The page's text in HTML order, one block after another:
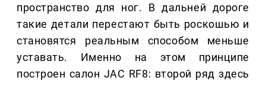
пространство для ног. В дальней дороге
такие детали перестают быть роскошью и
становятся реальным способом меньше
уставать. Именно на этом принципе
построен салон JAC RF8: второй ряд здесь